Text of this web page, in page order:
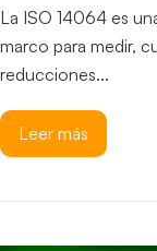
La ISO 14064 es
marco para medir,
reducciones...
Leer más